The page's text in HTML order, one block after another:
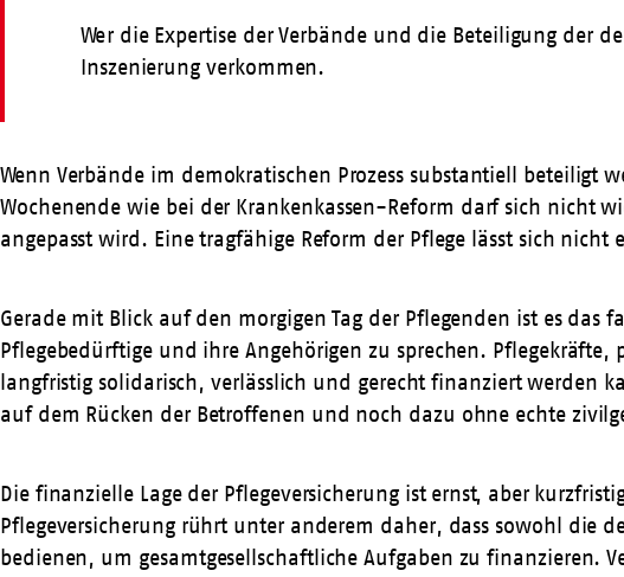
Wer die Expertise der Verbände und die Beteiligung der
Inszenierung verkommen.
Wenn Verbände im demokratischen Prozess substantiell
Wochenende wie bei der Krankenkassen-Reform darf sich nicht
angepasst wird. Eine tragfähige Reform der Pflege lässt sich
Gerade mit Blick auf den morgigen Tag der Pflegenden ist es
Pflegebedürftige und ihre Angehörigen zu sprechen.
langfristig solidarisch, verlässlich und gerecht finanziert werden
auf dem Rücken der Betroffenen und noch dazu ohne echte
Die finanzielle Lage der Pflegeversicherung ist ernst, aber
Pflegeversicherung rührt unter anderem daher, dass sowohl die
bedienen, um gesamtgesellschaftliche Aufgaben zu finanzieren.